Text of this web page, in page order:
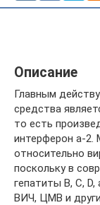
Описание
Главным
средства
то есть
интерферон a-2.
относительно
поскольку в
гепатиты В, С,
ВИЧ, ЦМВ и